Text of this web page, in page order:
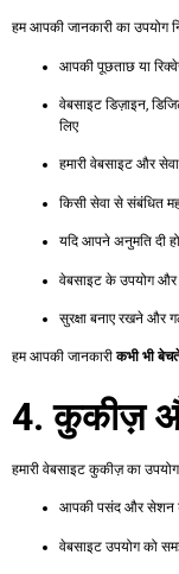
हम आपकी जानकारी का उपयोग
आपकी पूछताछ या
वेबसाइट डिज़ाइन,
लिए
हमारी वेबसाइट और
किसी सेवा से संबंधित
यदि आपने अनुमति दी
वेबसाइट के उपयोग और
सुरक्षा बनाए रखने और
हम आपकी जानकारीकभी भी
4. कुकीज़
हमारी वेबसाइट कुकीज़ का
आपकी पसंद और सेशन
वेबसाइट उपयोग को